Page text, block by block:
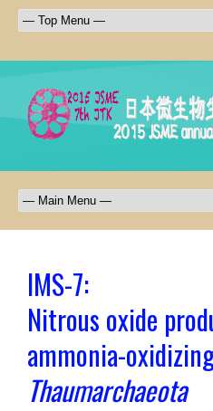
IMS-7:
Nitrous oxide
ammonia-
Thaumarchaeota